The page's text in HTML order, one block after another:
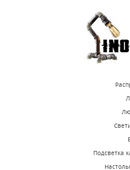
Подсветка